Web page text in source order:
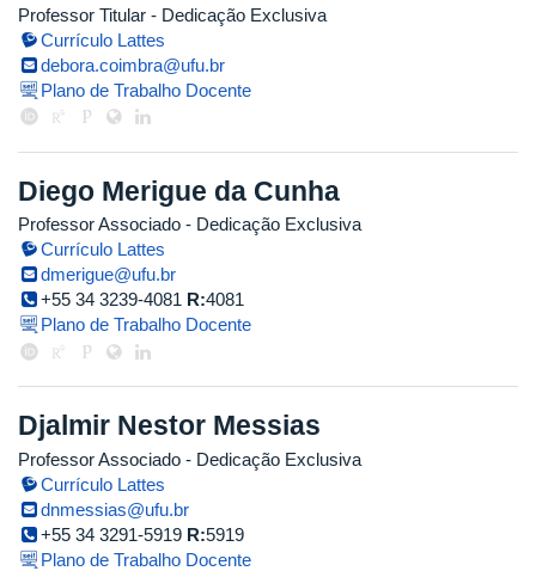
Professor Titular - Dedicação Exclusiva
Currículo Lattes
debora.coimbra@ufu.br
Plano de Trabalho Docente
Diego Merigue da Cunha
Professor Associado - Dedicação Exclusiva
Currículo Lattes
dmerigue@ufu.br
+55 34 3239-4081 R:4081
Plano de Trabalho Docente
Djalmir Nestor Messias
Professor Associado - Dedicação Exclusiva
Currículo Lattes
dnmessias@ufu.br
+55 34 3291-5919 R:5919
Plano de Trabalho Docente